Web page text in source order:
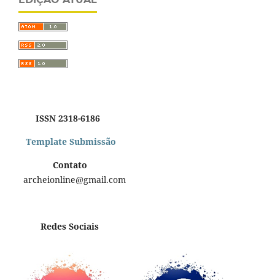
ISSN 2318-6186
Template Submissão
Contato
archeionline@gmail.com
Redes Sociais